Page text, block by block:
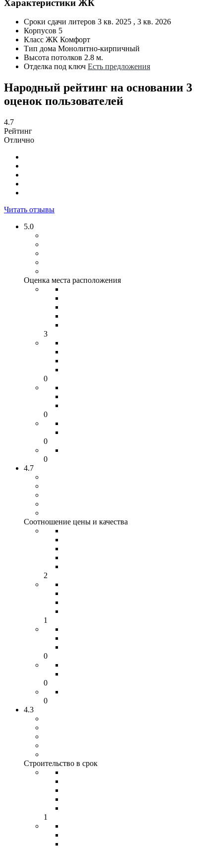
Характеристики ЖК
Сроки сдачи литеров 3 кв. 2025 , 3 кв. 2026
Корпусов 5
Класс ЖК Комфорт
Тип дома Монолитно-кирпичный
Высота потолков 2.8 м.
Отделка под ключ Есть предложения
Народный рейтинг на основании 3
оценок пользователей
4.7
Рейтинг
Отлично
Читать отзывы
5.0
Оценка места расположения
3
0
0
0
0
4.7
Соотношение цены и качества
2
1
0
0
0
4.3
Строительство в срок
1